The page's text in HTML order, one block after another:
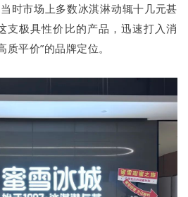
时市场上多数冰淇淋动辄十几元甚
支极具性价比的产品，迅速打入消
平价”的品牌定位。